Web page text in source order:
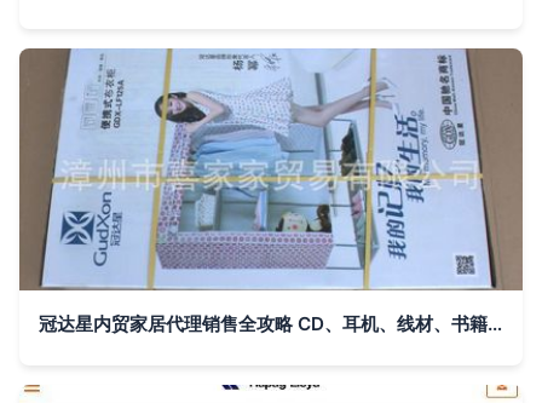
冠达星内贸家居代理销售全攻略 CD、耳机、线材、书籍、杂志与简易组合衣柜的促销组合策略